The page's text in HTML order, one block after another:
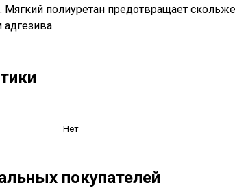
Мягкий полиуретан предотвращает
Нет
покупателей